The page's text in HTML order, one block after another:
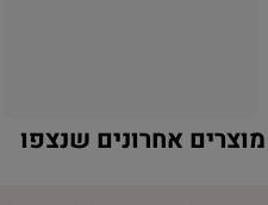
מוצרים אחרונים שנצפו